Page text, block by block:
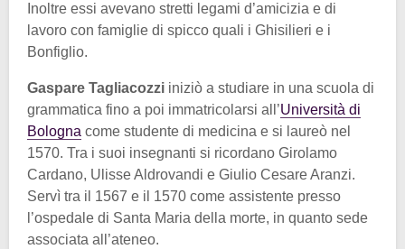
Inoltre essi avevano stretti legami d’amicizia e di
lavoro con famiglie di spicco quali i Ghisilieri e i
Bonfiglio.
Gaspare Tagliacozzi iniziò a studiare in una scuola di
grammatica fino a poi immatricolarsi all’Università di
Bologna come studente di medicina e si laureò nel
1570. Tra i suoi insegnanti si ricordano Girolamo
Cardano, Ulisse Aldrovandi e Giulio Cesare Aranzi.
Servì tra il 1567 e il 1570 come assistente presso
l’ospedale di Santa Maria della morte, in quanto sede
associata all’ateneo.